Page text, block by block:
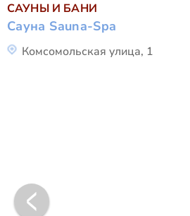
САУНЫ И БАНИ
Сауна Sauna-Spa
Комсомольская улица, 1